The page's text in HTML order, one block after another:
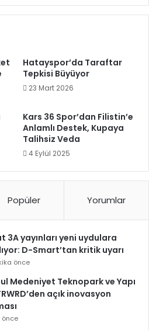
Hatayspor’da Taraftar
Tepkisi Büyüyor
23 Mart 2026
Kars 36 Spor’dan Filistin’e
Anlamlı Destek, Kupaya
Talihsiz Veda
4 Eylül 2025
Popüler Yorumlar
3A yayınları yeni uydulara
D-Smart’tan kritik uyarı
önce
Medeniyet Teknopark ve Yapı
açık inovasyon
önce